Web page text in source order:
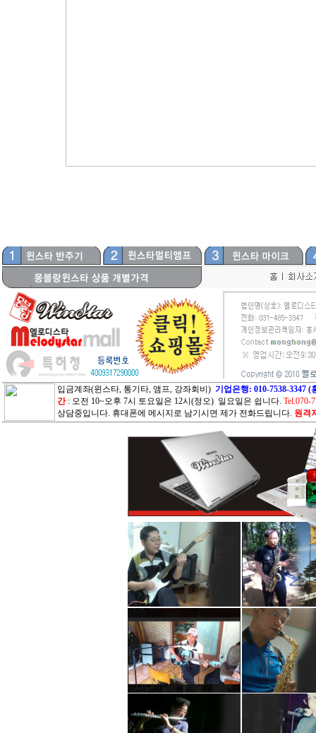
입금계좌(윈스타, 통기타, 앰프, 강좌회비) 기업은행: 010-7538-3347
간 : 오전 10~오후 7시 토요일은 12시(정오) 일요일은 쉽니다. Tel.070-
상담중입니다. 휴대폰에 메시지로 남기시면 제가 전화드립니다. 원격